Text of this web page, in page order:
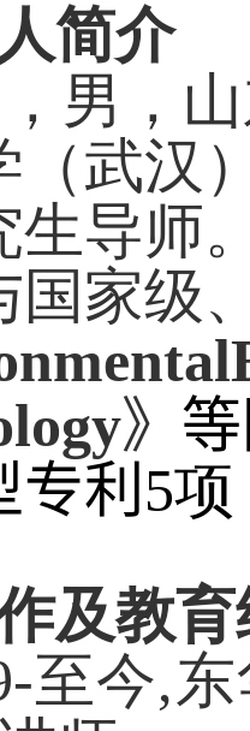
简介
男，
（武汉
生导师
国家级
》
利 5项
及教
至今,